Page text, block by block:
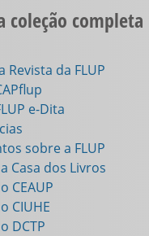
coleção completa
Revista da FLUP
e-Dita
sobre a FLUP
Casa dos Livros
CEAUP
CIUHE
DCTP